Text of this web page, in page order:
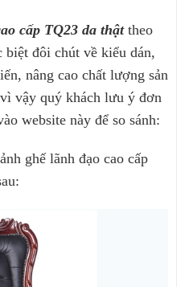
cấp TQ23 da thật theo
biệt đôi chút về kiểu dán,
nâng cao chất lượng sản
vậy quý khách lưu ý đơn
website này để so sánh:
ghế lãnh đạo cao cấp